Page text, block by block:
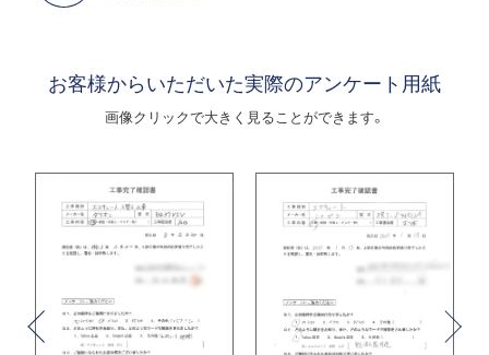
お客様からいただいた実際のアンケート用紙
画像クリックで大きく見ることができます。